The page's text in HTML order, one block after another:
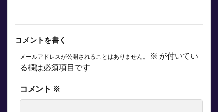
コメントを書く
メールアドレスが公開されることはありません。 ※ が付いてい
る欄は必須項目です
コメント ※